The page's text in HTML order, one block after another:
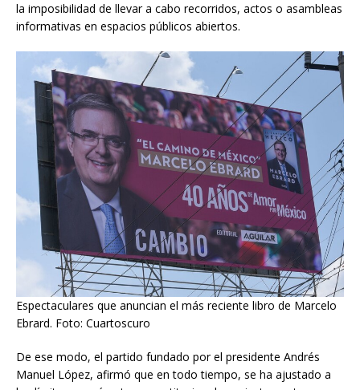
la imposibilidad de llevar a cabo recorridos, actos o asambleas
informativas en espacios públicos abiertos.
Espectaculares que anuncian el más reciente libro de Marcelo
Ebrard. Foto: Cuartoscuro
De ese modo, el partido fundado por el presidente Andrés
Manuel López, afirmó que en todo tiempo, se ha ajustado a